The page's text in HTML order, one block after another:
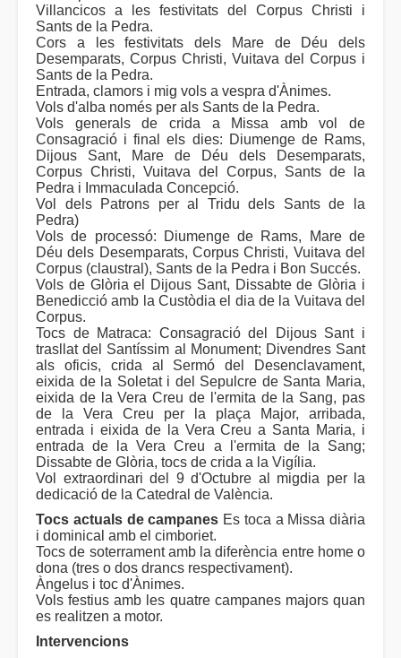
Villancicos a les festivitats del Corpus Christi i
Sants de la Pedra.
Cors a les festivitats dels Mare de Déu dels
Desemparats, Corpus Christi, Vuitava del Corpus i
Sants de la Pedra.
Entrada, clamors i mig vols a vespra d'Ànimes.
Vols d'alba només per als Sants de la Pedra.
Vols generals de crida a Missa amb vol de
Consagració i final els dies: Diumenge de Rams,
Dijous Sant, Mare de Déu dels Desemparats,
Corpus Christi, Vuitava del Corpus, Sants de la
Pedra i Immaculada Concepció.
Vol dels Patrons per al Tridu dels Sants de la
Pedra)
Vols de processó: Diumenge de Rams, Mare de
Déu dels Desemparats, Corpus Christi, Vuitava del
Corpus (claustral), Sants de la Pedra i Bon Succés.
Vols de Glòria el Dijous Sant, Dissabte de Glòria i
Benedicció amb la Custòdia el dia de la Vuitava del
Corpus.
Tocs de Matraca: Consagració del Dijous Sant i
trasllat del Santíssim al Monument; Divendres Sant
als oficis, crida al Sermó del Desenclavament,
eixida de la Soletat i del Sepulcre de Santa Maria,
eixida de la Vera Creu de l'ermita de la Sang, pas
de la Vera Creu per la plaça Major, arribada,
entrada i eixida de la Vera Creu a Santa Maria, i
entrada de la Vera Creu a l'ermita de la Sang;
Dissabte de Glòria, tocs de crida a la Vigília.
Vol extraordinari del 9 d'Octubre al migdia per la
dedicació de la Catedral de València.
Tocs actuals de campanes Es toca a Missa diària
i dominical amb el cimboriet.
Tocs de soterrament amb la diferència entre home o
dona (tres o dos drancs respectivament).
Àngelus i toc d'Ànimes.
Vols festius amb les quatre campanes majors quan
es realitzen a motor.
Intervencions